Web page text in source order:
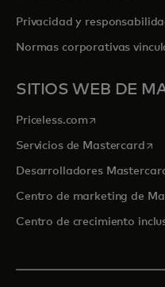
Privacidad y
Normas corporativas
SITIOS WEB DE
Priceless.com se abre en
Servicios de Mastercardse
Desarrolladores
Centro de marketing de
Centro de crecimiento